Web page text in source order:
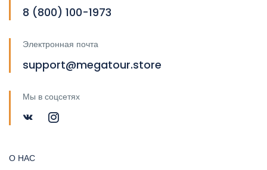
8 (800) 100-1973
Электронная почта
support@megatour.store
Мы в соцсетях
О НАС